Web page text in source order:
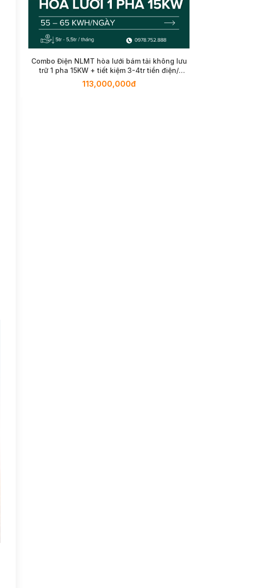
Combo Điện NLMT hòa lưới bám tải không lưu
trữ 1 pha 15KW + tiết kiệm 3-4tr tiền điện/
tháng
113,000,000đ